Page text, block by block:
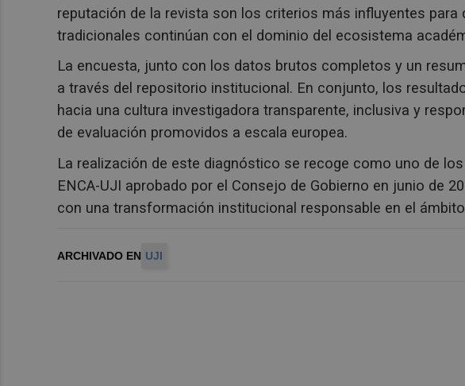
reputación de la revista son los criterios más influyentes para
tradicionales continúan con el dominio del ecosistema
La encuesta, junto con los datos brutos completos y un
a través del repositorio institucional. En conjunto, los
hacia una cultura investigadora transparente, inclusiva y
de evaluación promovidos a escala europea.
La realización de este diagnóstico se recoge como uno de
ENCA-UJI aprobado por el Consejo de Gobierno en junio de
con una transformación institucional responsable en el
ARCHIVADO EN UJI